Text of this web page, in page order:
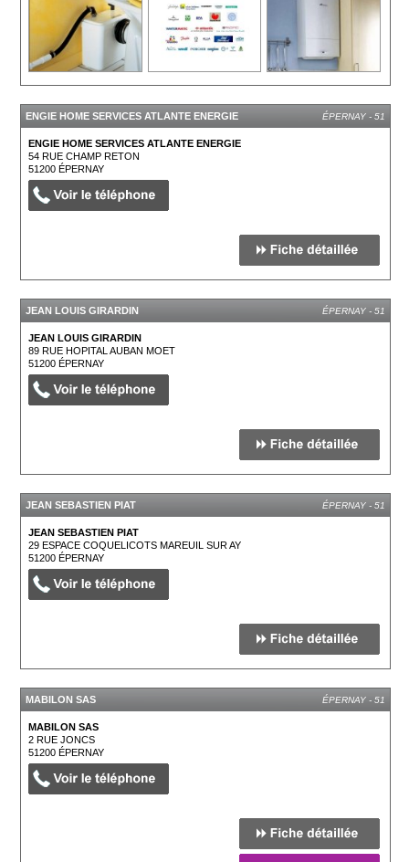
ENGIE HOME SERVICES ATLANTE ENERGIE ÉPERNAY - 51
ENGIE HOME SERVICES ATLANTE ENERGIE
54 RUE CHAMP RETON
51200ÉPERNAY
JEAN LOUIS GIRARDIN ÉPERNAY - 51
JEAN LOUIS GIRARDIN
89 RUE HOPITAL AUBAN MOET
51200ÉPERNAY
JEAN SEBASTIEN PIAT ÉPERNAY - 51
JEAN SEBASTIEN PIAT
29 ESPACE COQUELICOTS MAREUIL SUR AY
51200ÉPERNAY
MABILON SAS ÉPERNAY - 51
MABILON SAS
2 RUE JONCS
51200ÉPERNAY